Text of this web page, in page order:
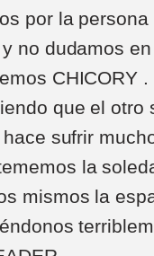
por la
no dudamos
CHICORY
que el
sufrir
la
mismos la